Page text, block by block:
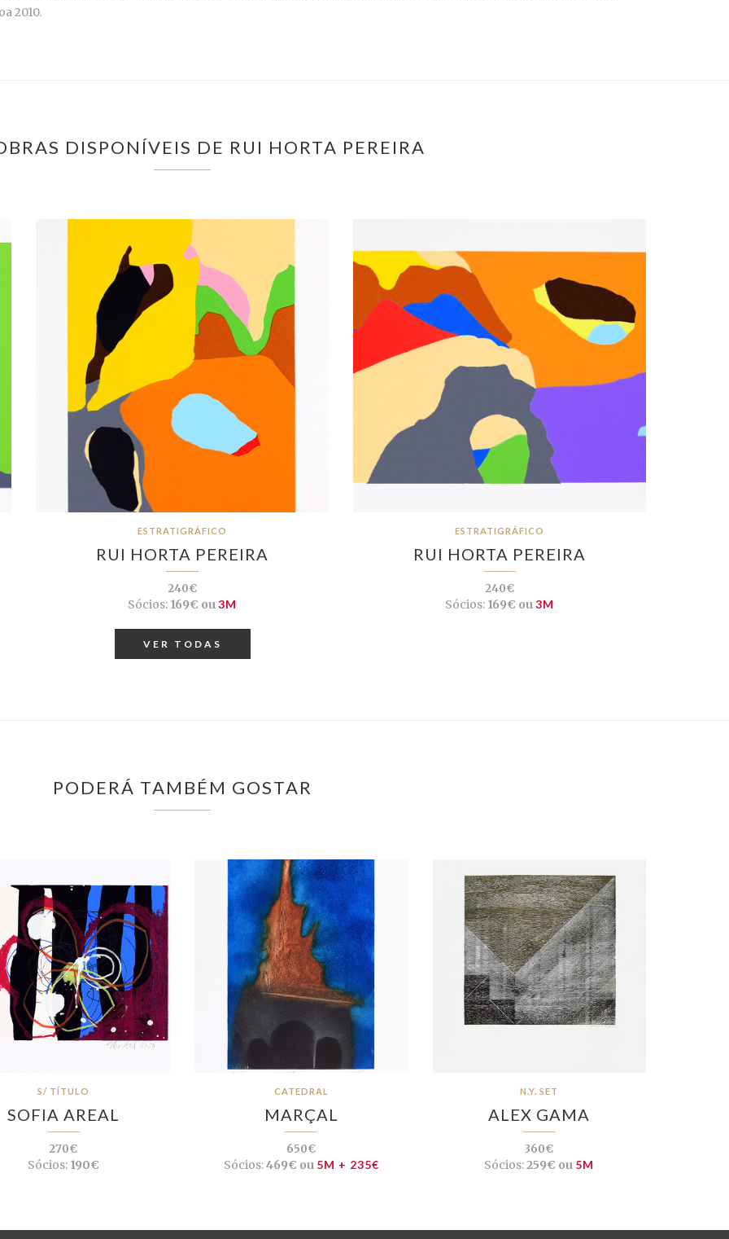
2010.
DISPONÍVEIS DE RUI HORTA PEREIRA
ESTRATIGRÁFICO
RUI HORTA PEREIRA
240€
Sócios: 169€ ou 3M
ESTRATIGRÁFICO
RUI HORTA PEREIRA
240€
Sócios: 169€ ou 3M
VER TODAS
PODERÁ TAMBÉM GOSTAR
S/ TÍTULO
SOFIA AREAL
270€
Sócios:190€
CATEDRAL
MARÇAL
650€
Sócios:469€ ou 5M + 235€
N.Y. SET
ALEX GAMA
360€
Sócios:259€ ou 5M